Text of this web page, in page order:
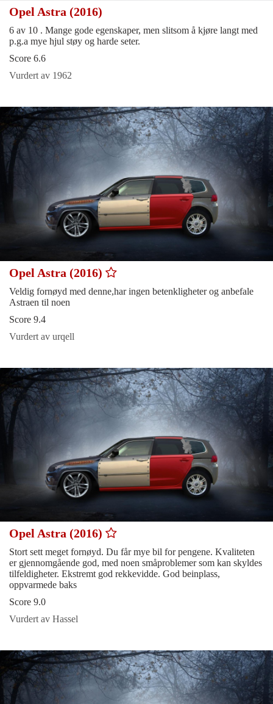
Opel Astra (2016)
6 av 10 . Mange gode egenskaper, men slitsom å kjøre langt med
p.g.a mye hjul støy og harde seter.
Score 6.6
Vurdert av 1962
Opel Astra (2016)
Veldig fornøyd med denne,har ingen betenkligheter og anbefale
Astraen til noen
Score 9.4
Vurdert av urqell
Opel Astra (2016)
Stort sett meget fornøyd. Du får mye bil for pengene. Kvaliteten
er gjennomgående god, med noen småproblemer som kan skyldes
tilfeldigheter. Ekstremt god rekkevidde. God beinplass,
oppvarmede baks
Score 9.0
Vurdert av Hassel